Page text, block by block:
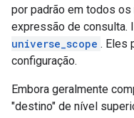
por padrão em todos
expressão de
universe_scope . Eles
configuração.
Embora geralmente
"destino" de nível